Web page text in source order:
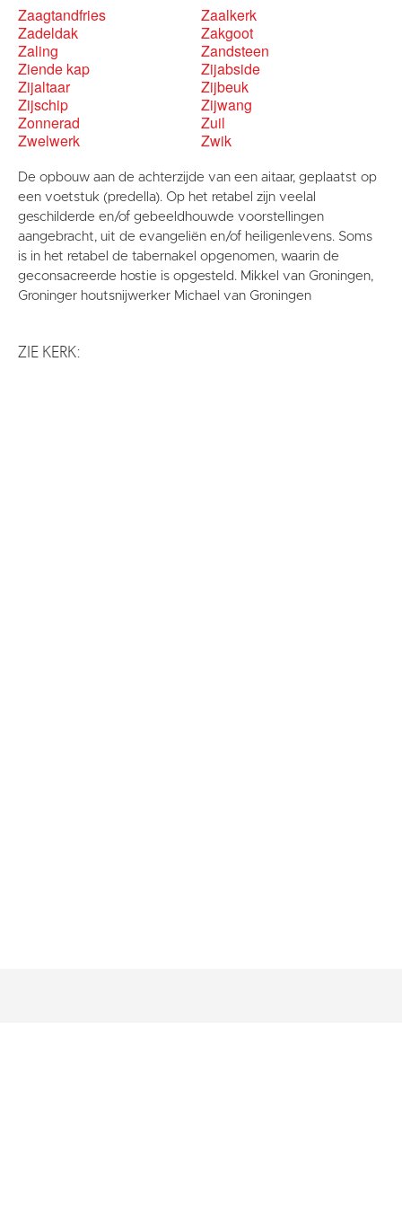
Zaagtandfries
Zaalkerk
Zadeldak
Zakgoot
Zaling
Zandsteen
Ziende kap
Zijabside
Zijaltaar
Zijbeuk
Zijschip
Zijwang
Zonnerad
Zuil
Zwelwerk
Zwik
De opbouw aan de achterzijde van een aitaar, geplaatst op
een voetstuk (predella). Op het retabel zijn veelal
geschilderde en/of gebeeldhouwde voorstellingen
aangebracht, uit de evangeliën en/of heiligenlevens. Soms
is in het retabel de tabernakel opgenomen, waarin de
geconsacreerde hostie is opgesteld. Mikkel van Groningen,
Groninger houtsnijwerker Michael van Groningen
ZIE KERK: